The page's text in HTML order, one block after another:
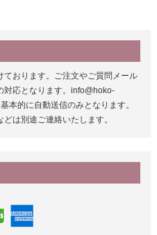
おります。ご注文やご質問メール
対応となります。info@hoko-
本的に自動送信のみとなります。
は別途ご連絡いたします。